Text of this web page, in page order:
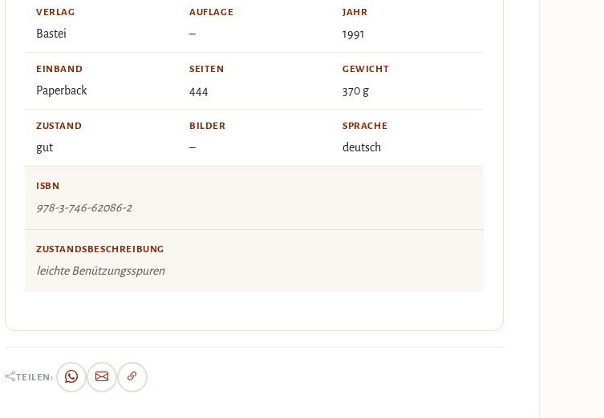
VERLAG
Bastei
AUFLAGE
–
JAHR
1991
EINBAND
Paperback
SEITEN
444
GEWICHT
370 g
ZUSTAND
gut
BILDER
–
SPRACHE
deutsch
ISBN
978-3-746-62086-2
ZUSTANDSBESCHREIBUNG
leichte Benützungsspuren
TEILEN: